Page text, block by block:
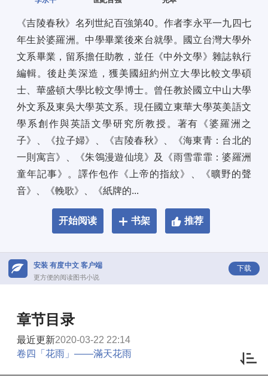
《吉陵春秋》名列世紀百強第40。作者李永平一九四七
年生於婆羅洲。中學畢業後來台就學。國立台灣大學外
文系畢業，留系擔任助教，並任《中外文學》雜誌執行
編輯。後赴美深造，獲美國紐約州立大學比較文學碩
士、華盛頓大學比較文學博士。曾任教於國立中山大學
外文系及東吳大學英文系。現任國立東華大學英美語文
學系創作與英語文學研究所教授。著有《婆羅洲之
子》、《拉子婦》、《吉陵春秋》、《海東青：台北的
一則寓言》、《朱鴒漫遊仙境》及《雨雪霏霏：婆羅洲
童年記事》。譯作包作《上帝的指紋》、《曠野的聲
音》、《輓歌》、《紙牌的...
开始阅读 书架 推荐
安装 有度中文 客户端
更方便的阅读图书小说
下载
章节目录
最近更新2020-03-22 22:14
卷四「花雨」——滿天花雨